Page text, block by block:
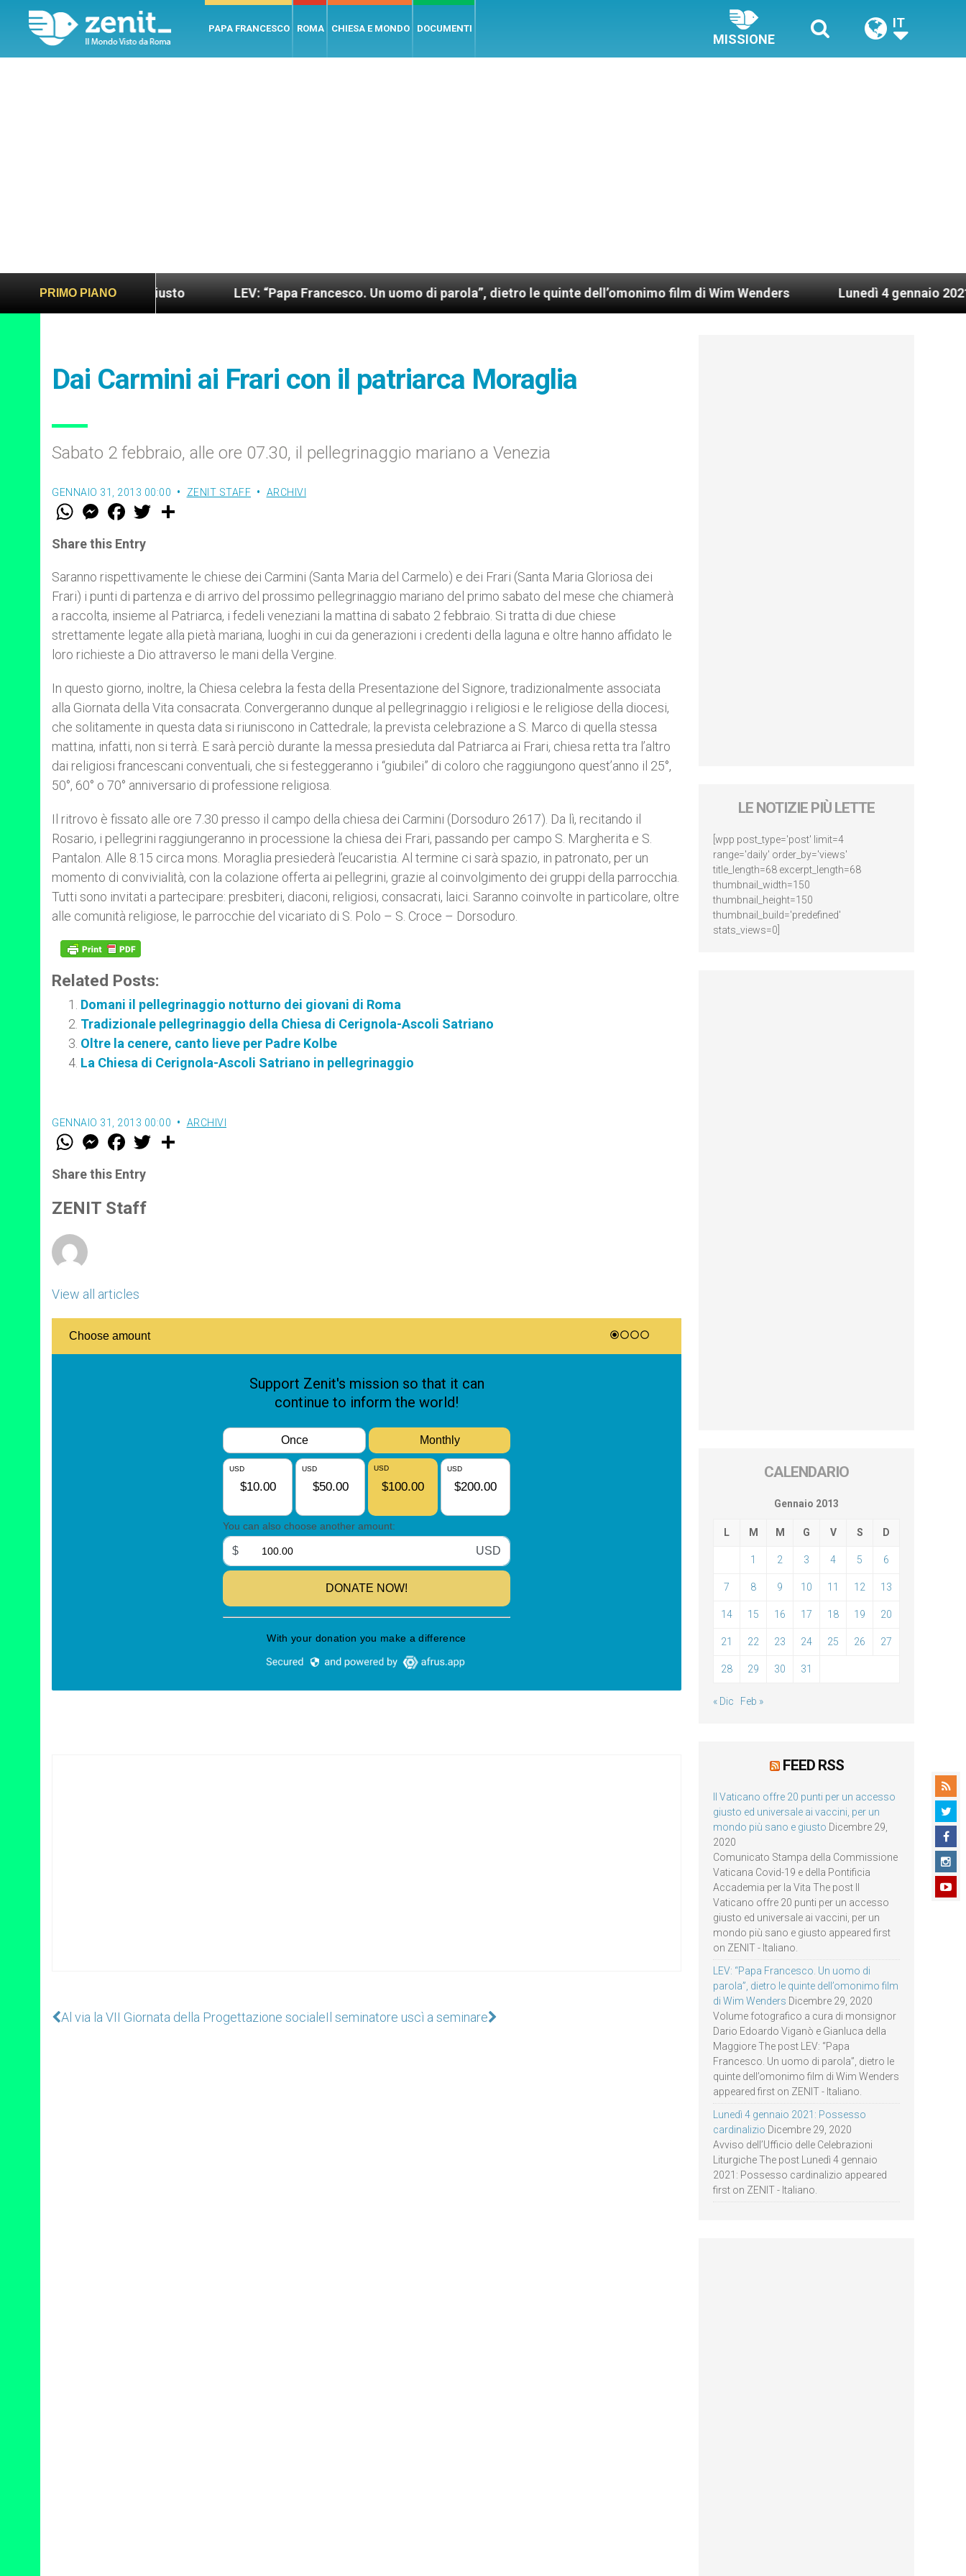
PAPA FRANCESCO ROMA CHIESA E MONDO DOCUMENTI
MISSIONE
IT
PRIMO PIANO
più sano e giusto LEV: “Papa Francesco. Un uomo di parola”, dietro le quinte dell’omonimo film di Wim Wenders Lunedì 4 gennaio 2021:
Dai Carmini ai Frari con il patriarca Moraglia
Sabato 2 febbraio, alle ore 07.30, il pellegrinaggio mariano a Venezia
GENNAIO 31, 2013 00:00 ZENIT STAFF ARCHIVI
W
t
s
p
p
M
e
s
e
g
e
r
F
a
e
b
o
k
w
r
Share this Entry
Saranno rispettivamente le chiese dei Carmini (Santa Maria del Carmelo) e dei Frari (Santa Maria Gloriosa dei
Frari) i punti di partenza e di arrivo del prossimo pellegrinaggio mariano del primo sabato del mese che chiamerà
a raccolta, insieme al Patriarca, i fedeli veneziani la mattina di sabato 2 febbraio. Si tratta di due chiese
strettamente legate alla pietà mariana, luoghi in cui da generazioni i credenti della laguna e oltre hanno affidato le
loro richieste a Dio attraverso le mani della Vergine.
In questo giorno, inoltre, la Chiesa celebra la festa della Presentazione del Signore, tradizionalmente associata
alla Giornata della Vita consacrata. Convergeranno dunque al pellegrinaggio i religiosi e le religiose della diocesi,
che solitamente in questa data si riuniscono in Cattedrale; la prevista celebrazione a S. Marco di quella stessa
mattina, infatti, non si terrà. E sarà perciò durante la messa presieduta dal Patriarca ai Frari, chiesa retta tra l’altro
dai religiosi francescani conventuali, che si festeggeranno i “giubilei” di coloro che raggiungono quest’anno il 25°,
50°, 60° o 70° anniversario di professione religiosa.
Il ritrovo è fissato alle ore 7.30 presso il campo della chiesa dei Carmini (Dorsoduro 2617). Da lì, recitando il
Rosario, i pellegrini raggiungeranno in processione la chiesa dei Frari, passando per campo S. Margherita e S.
Pantalon. Alle 8.15 circa mons. Moraglia presiederà l’eucaristia. Al termine ci sarà spazio, in patronato, per un
momento di convivialità, con la colazione offerta ai pellegrini, grazie al coinvolgimento dei gruppi della parrocchia.
Tutti sono invitati a partecipare: presbiteri, diaconi, religiosi, consacrati, laici. Saranno coinvolte in particolare, oltre
alle comunità religiose, le parrocchie del vicariato di S. Polo – S. Croce – Dorsoduro.
Related Posts:
Domani il pellegrinaggio notturno dei giovani di Roma
Tradizionale pellegrinaggio della Chiesa di Cerignola-Ascoli Satriano
Oltre la cenere, canto lieve per Padre Kolbe
La Chiesa di Cerignola-Ascoli Satriano in pellegrinaggio
GENNAIO 31, 2013 00:00 ARCHIVI
W
t
s
p
p
M
e
s
e
g
e
F
a
e
b
o
k
w
Share this Entry
ZENIT Staff
View all articles
Al via la VII Giornata della Progettazione socialeIl seminatore uscì a seminare
LE NOTIZIE PIÙ LETTE
[wpp post_type='post' limit=4
range='daily' order_by='views'
title_length=68 excerpt_length=68
thumbnail_width=150
thumbnail_height=150
thumbnail_build='predefined'
stats_views=0]
CALENDARIO
Gennaio 2013
L M M G V S D
1 2 3 4 5 6
7 8 9 10 11 12 13
14 15 16 17 18 19 20
21 22 23 24 25 26 27
28 29 30 31
« Dic Feb »
FEED RSS
Il Vaticano offre 20 punti per un accesso
giusto ed universale ai vaccini, per un
mondo più sano e giusto Dicembre 29,
2020
Comunicato Stampa della Commissione
Vaticana Covid-19 e della Pontificia
Accademia per la Vita The post Il
Vaticano offre 20 punti per un accesso
giusto ed universale ai vaccini, per un
mondo più sano e giusto appeared first
on ZENIT - Italiano.
LEV: “Papa Francesco. Un uomo di
parola”, dietro le quinte dell’omonimo film
di Wim Wenders Dicembre 29, 2020
Volume fotografico a cura di monsignor
Dario Edoardo Viganò e Gianluca della
Maggiore The post LEV: “Papa
Francesco. Un uomo di parola”, dietro le
quinte dell’omonimo film di Wim Wenders
appeared first on ZENIT - Italiano.
Lunedì 4 gennaio 2021: Possesso
cardinalizio Dicembre 29, 2020
Avviso dell’Ufficio delle Celebrazioni
Liturgiche The post Lunedì 4 gennaio
2021: Possesso cardinalizio appeared
first on ZENIT - Italiano.